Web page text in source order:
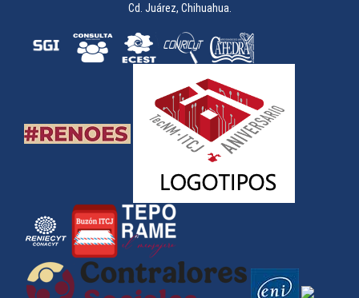
Concurso de Carteles durante la 49 Semana Académica
Cd. Juárez, Chihuahua.